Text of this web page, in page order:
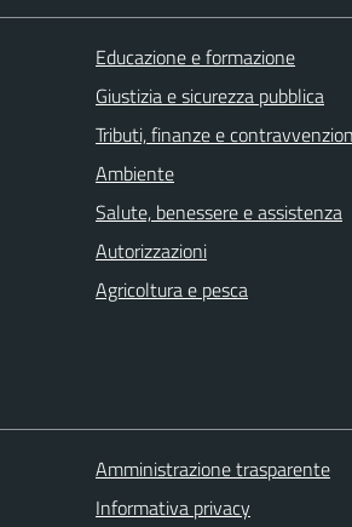
Educazione e formazione
Giustizia e sicurezza pubblica
Tributi, finanze e
Ambiente
Salute, benessere e assistenza
Autorizzazioni
Agricoltura e pesca
Amministrazione trasparente
Informativa privacy